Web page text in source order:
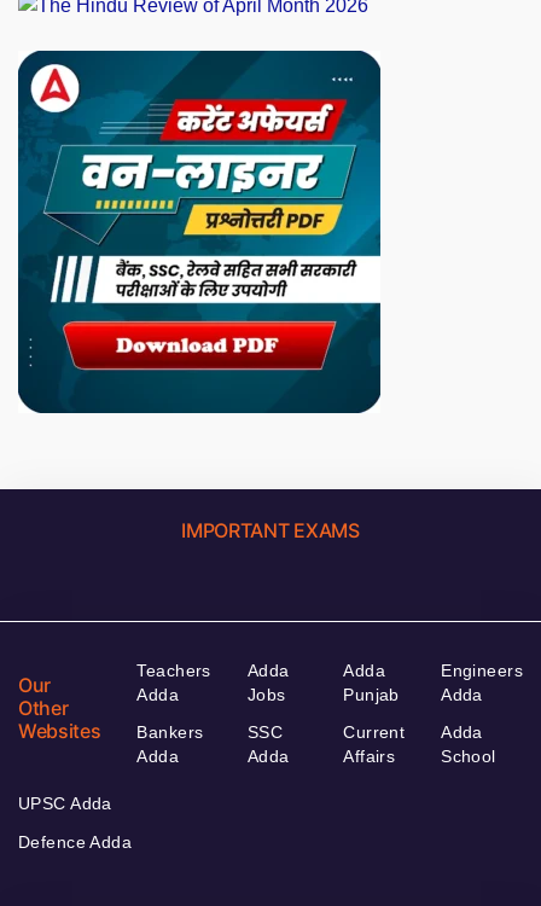
IMPORTANT EXAMS
Our
Other
Websites
Teachers
Adda
Bankers
Adda
Adda
Jobs
SSC
Adda
Adda
Punjab
Current
Affairs
Engineers
Adda
Adda
School
UPSC Adda
Defence Adda